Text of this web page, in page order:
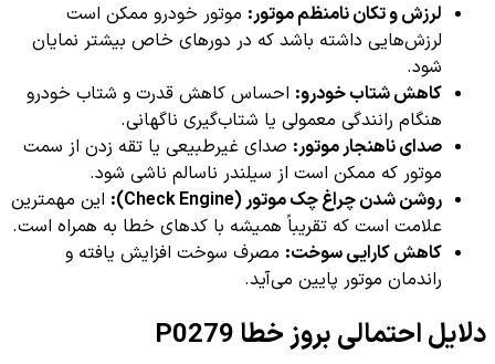
لرزش و تکان نامنظم موتور: موتور خودرو ممکن است
لرزش‌هایی داشته باشد که در دورهای خاص بیشتر نمایان
شود.
کاهش شتاب خودرو: احساس کاهش قدرت و شتاب خودرو
هنگام رانندگی معمولی یا شتاب‌گیری ناگهانی.
صدای ناهنجار موتور: صدای غیرطبیعی یا تقه زدن از سمت
موتور که ممکن است از سیلندر ناسالم ناشی شود.
روشن شدن چراغ چک موتور (Check Engine):
این مهمترین
علامت است که تقریباً همیشه با کدهای خطا به همراه است.
کاهش کارایی سوخت: مصرف سوخت افزایش یافته و
راندمان موتور پایین می‌آید.
دلایل احتمالی بروز خطا P0279